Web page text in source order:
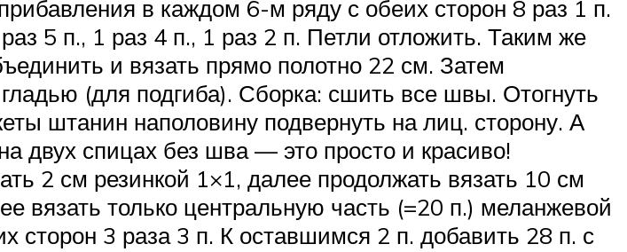
в каждом 6-м ряду с обеих сторон 8 раз 1 п.
5 п., 1 раз 4 п., 1 раз 2 п. Петли отложить. Таким же
и вязать прямо полотно 22 см. Затем
(для подгиба). Сборка: сшить все швы. Отогнуть
штанин наполовину подвернуть на лиц. сторону. А
двух спицах без шва — это просто и красиво!
2 см резинкой 1×1, далее продолжать вязать 10 см
вязать только центральную часть (=20 п.) меланжевой
сторон 3 раза 3 п. К оставшимся 2 п. добавить 28 п. с